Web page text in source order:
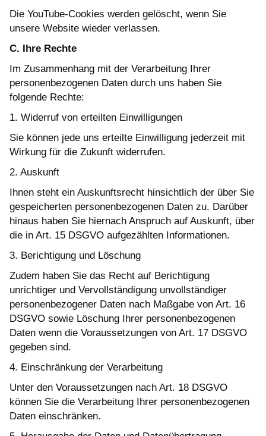
Die YouTube-Cookies werden gelöscht, wenn Sie
unsere Website wieder verlassen.
C. Ihre Rechte
Im Zusammenhang mit der Verarbeitung Ihrer
personenbezogenen Daten durch uns haben Sie
folgende Rechte:
1. Widerruf von erteilten Einwilligungen
Sie können jede uns erteilte Einwilligung jederzeit mit
Wirkung für die Zukunft widerrufen.
2. Auskunft
Ihnen steht ein Auskunftsrecht hinsichtlich der über Sie
gespeicherten personenbezogenen Daten zu. Darüber
hinaus haben Sie hiernach Anspruch auf Auskunft, über
die in Art. 15 DSGVO aufgezählten Informationen.
3. Berichtigung und Löschung
Zudem haben Sie das Recht auf Berichtigung
unrichtiger und Vervollständigung unvollständiger
personenbezogener Daten nach Maßgabe von Art. 16
DSGVO sowie Löschung Ihrer personenbezogenen
Daten wenn die Voraussetzungen von Art. 17 DSGVO
gegeben sind.
4. Einschränkung der Verarbeitung
Unter den Voraussetzungen nach Art. 18 DSGVO
können Sie die Verarbeitung Ihrer personenbezogenen
Daten einschränken.